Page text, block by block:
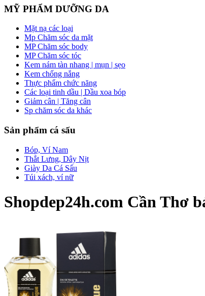
MỸ PHẨM DƯỠNG DA
Mặt nạ các loại
Mp Chăm sóc da mặt
MP Chăm sóc body
MP Chăm sóc tóc
Kem nám tàn nhang | mụn | sẹo
Kem chống nắng
Thực phẩm chức năng
Các loại tinh dầu | Dầu xoa bóp
Giảm cân | Tăng cân
Sp chăm sóc da khác
Sản phẩm cá sấu
Bóp, Ví Nam
Thắt Lưng, Dây Nịt
Giày Da Cá Sấu
Túi xách, ví nữ
Shopdep24h.com Cần Thơ